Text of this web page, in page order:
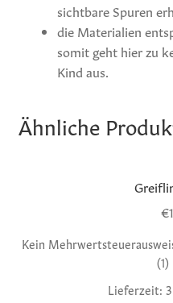
sichtbare Spuren
die Materialien
somit geht hier zu
Kind aus.
Ähnliche
€
Kein
(1)
Lieferzeit: